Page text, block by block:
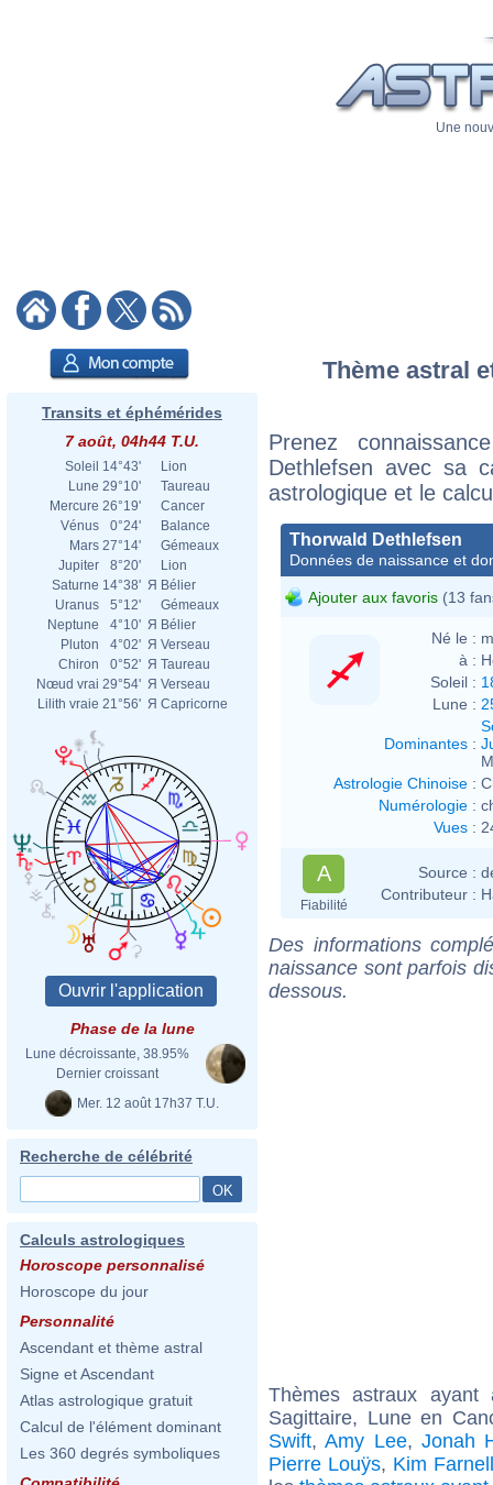
Une
Transits et éphémérides
7 août, 04h44 T.U.
Soleil 14°43'
Lion
Lune 29°10'
Taureau
Mercure 26°19'
Cancer
Vénus
0°24'
Balance
Mars 27°14'
Gémeaux
Jupiter
8°20'
Lion
Saturne 14°38' Я Bélier
Uranus
5°12'
Gémeaux
Neptune
4°10' Я Bélier
Pluton
4°02' Я Verseau
Chiron
0°52' Я Taureau
Nœud vrai 29°54' Я Verseau
Lilith vraie 21°56' Я Capricorne
Phase de la lune
Lune décroissante, 38.95%
Dernier croissant
Mer. 12 août 17h37 T.U.
Recherche de célébrité
Calculs astrologiques
Horoscope personnalisé
Horoscope du jour
Personnalité
Ascendant et thème astral
Signe et Ascendant
Atlas astrologique gratuit
Calcul de l'élément dominant
Les 360 degrés symboliques
Thème astral
Prenez
Dethlefsen avec sa
astrologique et le
Thorwald Dethlefsen
Données de naissance et
Ajouter aux favoris (13
Né le :
à :
Soleil :
Lune :
Dominantes :
Astrologie Chinoise :
Numérologie :
Vues :
A
Fiabilité
Source :
Contributeur :
Des informations
naissance sont parfois
dessous.
Thèmes astraux
Sagittaire, Lune en
Swift,Amy Lee, Jonah
Pierre Louÿs, Kim Farnell